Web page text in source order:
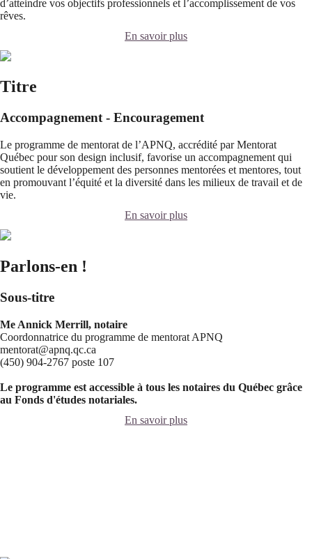
d’atteindre vos objectifs professionnels et l’accomplissement de vos
rêves.
En savoir plus
Titre
Accompagnement - Encouragement
Le programme de mentorat de l’APNQ, accrédité par Mentorat
Québec pour son design inclusif, favorise un accompagnement qui
soutient le développement des personnes mentorées et mentores, tout
en promouvant l’équité et la diversité dans les milieux de travail et de
vie.
En savoir plus
Parlons-en !
Sous-titre
Me Annick Merrill, notaire
Coordonnatrice du programme de mentorat APNQ
mentorat@apnq.qc.ca
(450) 904-2767 poste 107
Le programme est accessible à tous les notaires du Québec grâce
au Fonds d'études notariales.
En savoir plus